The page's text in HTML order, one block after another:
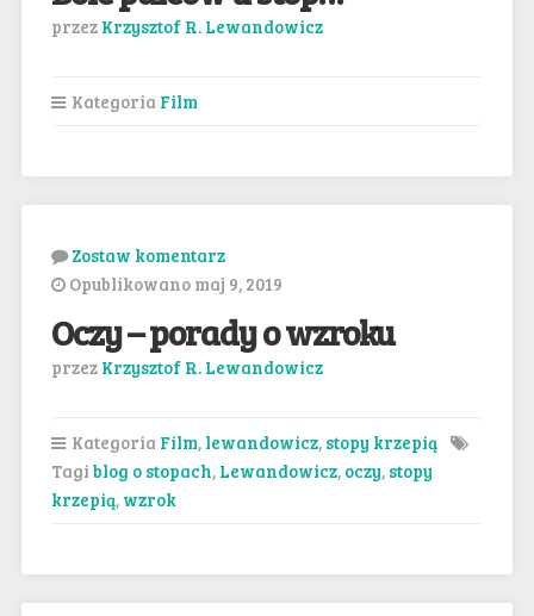
przez Krzysztof R. Lewandowicz
Kategoria Film
Zostaw komentarz
Opublikowano maj 9, 2019
Oczy – porady o wzroku
przez Krzysztof R. Lewandowicz
Kategoria Film, lewandowicz, stopy krzepią
Tagi blog o stopach, Lewandowicz, oczy, stopy
krzepią, wzrok